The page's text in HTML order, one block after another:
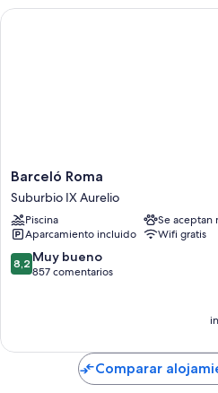
Barceló
Roma
Suburbio
IX
Aurelio
Barceló Roma
Suburbio IX Aurelio
Piscina
Se aceptan
Aparcamiento incluido
Wifi gratis
8.2
sobre
8,2 Muy bueno
857 comentarios
Barceló Roma
Comparar